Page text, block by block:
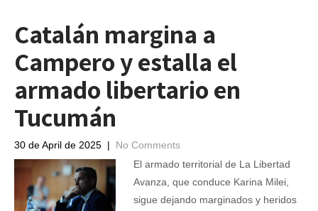
Catalán margina a
Campero y estalla el
armado libertario en
Tucumán
30 de April de 2025 | No Comments
El armado territorial de La Libertad
Avanza, que conduce Karina Milei,
sigue dejando marginados y heridos